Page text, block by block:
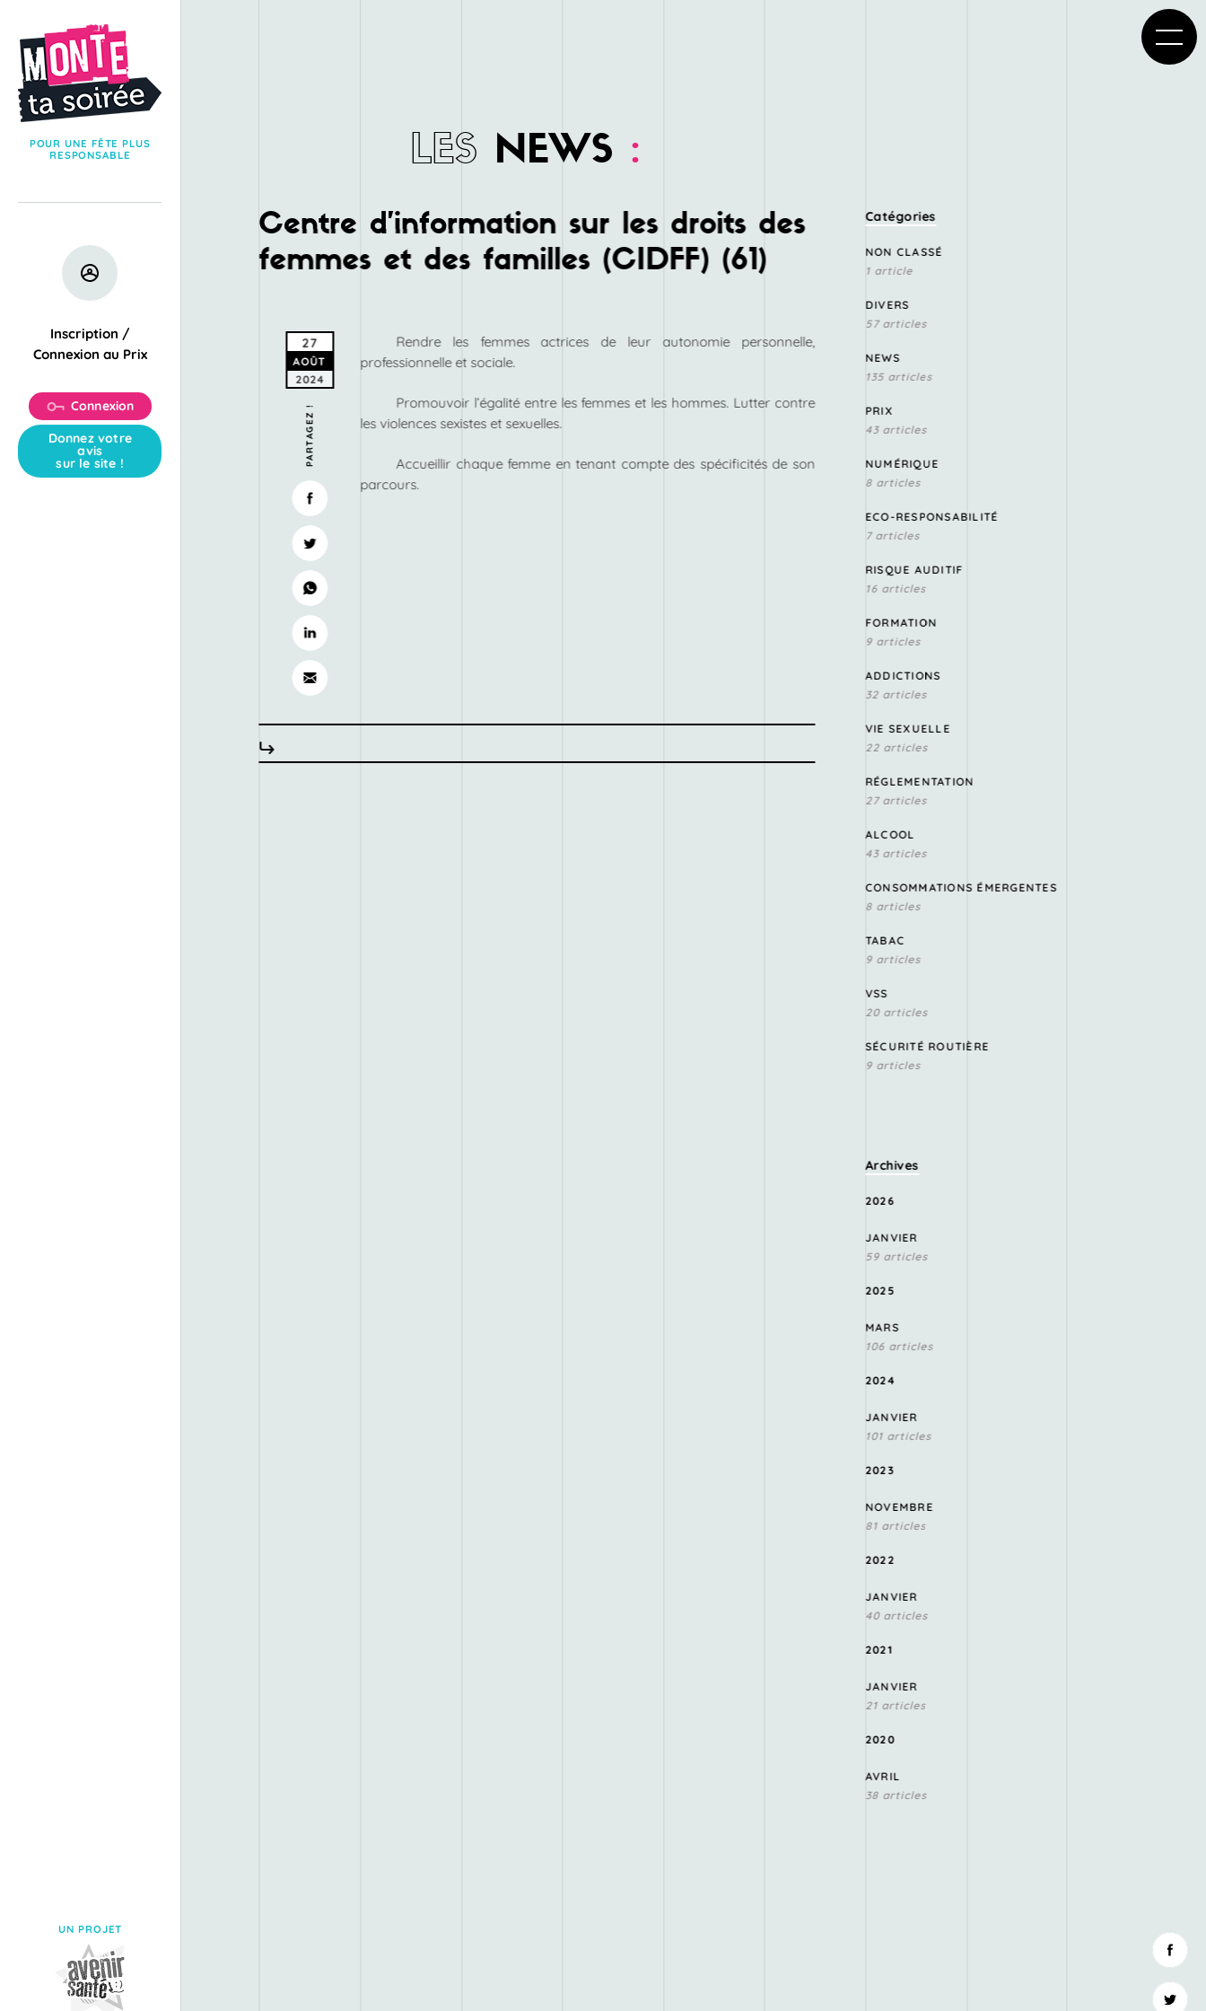
POUR UNE FÊTE PLUS
RESPONSABLE
UN PROJET
Inscription /
Connexion au Prix
Connexion
Donnez votre
avis
sur le site !
LES NEWS :
Centre d’information sur les droits des
femmes et des familles (CIDFF) (61)
Rendre les femmes actrices de leur autonomie personnelle,
professionnelle et sociale.
Promouvoir l’égalité entre les femmes et les hommes. Lutter contre
les violences sexistes et sexuelles.
Accueillir chaque femme en tenant compte des spécificités de son
parcours.
27
AOÛT
2024
PARTAGEZ !
Catégories
NON CLASSÉ
1 article
DIVERS
57 articles
NEWS
135 articles
PRIX
43 articles
NUMÉRIQUE
8 articles
ECO-RESPONSABILITÉ
7 articles
RISQUE AUDITIF
16 articles
FORMATION
9 articles
ADDICTIONS
32 articles
VIE SEXUELLE
22 articles
RÉGLEMENTATION
27 articles
ALCOOL
43 articles
CONSOMMATIONS ÉMERGENTES
8 articles
TABAC
9 articles
VSS
20 articles
SÉCURITÉ ROUTIÈRE
9 articles
Archives
2026
JANVIER
59 articles
2025
MARS
106 articles
2024
JANVIER
101 articles
2023
NOVEMBRE
81 articles
2022
JANVIER
40 articles
2021
JANVIER
21 articles
2020
AVRIL
38 articles